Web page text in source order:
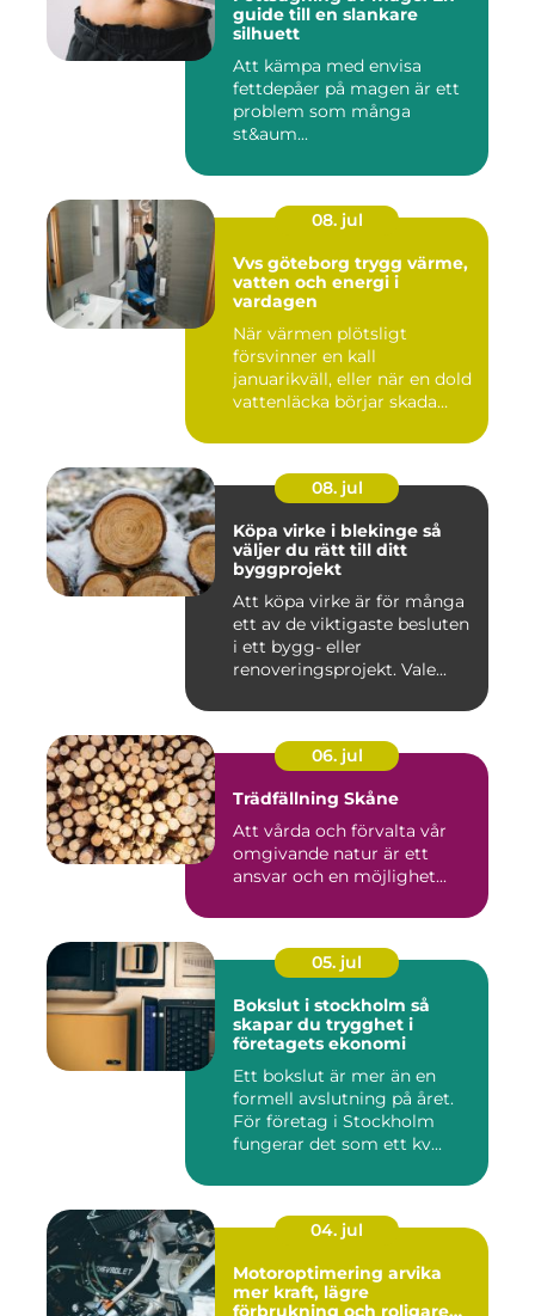
guide till en slankare
silhuett
Att kämpa med envisa
fettdepåer på magen är ett
problem som många
st&aum...
08. jul
Vvs göteborg trygg värme,
vatten och energi i
vardagen
När värmen plötsligt
försvinner en kall
januarikväll, eller när en dold
vattenläcka börjar skada
08. jul
Köpa virke i blekinge så
väljer du rätt till ditt
byggprojekt
Att köpa virke är för många
ett av de viktigaste besluten
i ett bygg- eller
renoveringsprojekt. Vale...
06. jul
Trädfällning Skåne
Att vårda och förvalta vår
omgivande natur är ett
ansvar och en möjlighet...
05. jul
Bokslut i stockholm så
skapar du trygghet i
företagets ekonomi
Ett bokslut är mer än en
formell avslutning på året.
För företag i Stockholm
fungerar det som ett kv...
04. jul
Motoroptimering arvika
mer kraft, lägre
förbrukning och roligare